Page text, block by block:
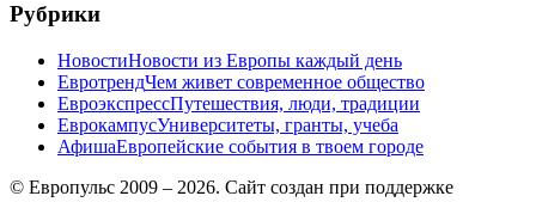
Рубрики
НовостиНовости из Европы каждый день
ЕвротрендЧем живет современное общество
ЕвроэкспрессПутешествия, люди, традиции
ЕврокампусУниверситеты, гранты, учеба
АфишаЕвропейские события в твоем городе
© Европульс 2009 – 2026. Сайт создан при поддержке